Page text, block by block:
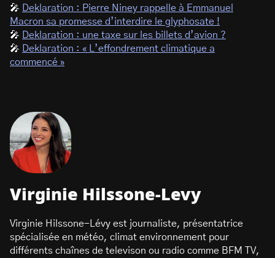
🎤
Deklaration : Pierre Niney rappelle à Emmanuel
Macron sa promesse d’interdire le glyphosate !
🎤
Deklaration : une taxe sur les billets d’avion ?
🎤
Deklaration : « L’effondrement climatique a
commencé »
Virginie Hilssone-Levy
Virginie Hilssone-Lévy est journaliste, présentatrice
spécialisée en météo, climat environnement pour
différents chaînes de televison ou radio comme BFM TV,